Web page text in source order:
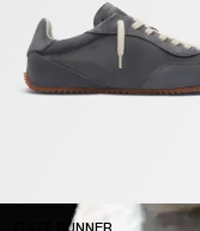
DAZE RUNNER